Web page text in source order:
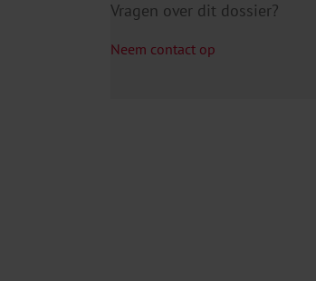
Vragen over dit dossier?
Neem contact op